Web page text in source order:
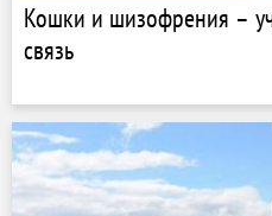
Кошки и шизофрения –
связь